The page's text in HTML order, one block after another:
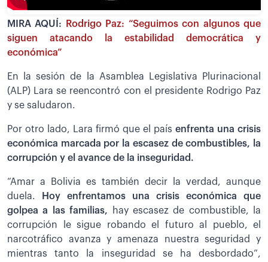
MIRA AQUÍ:
Rodrigo Paz: “Seguimos con algunos que
siguen atacando la estabilidad democrática y
económica”
En la sesión de la Asamblea Legislativa Plurinacional
(ALP) Lara se reencontró con el presidente Rodrigo Paz
y se saludaron.
Por otro lado, Lara firmó que el país enfrenta una crisis
económica marcada por la escasez de combustibles, la
corrupción y el avance de la inseguridad.
“Amar a Bolivia es también decir la verdad, aunque
duela.
Hoy enfrentamos una crisis económica que
golpea a las familias, hay escasez de combustible, la
corrupción le sigue robando el futuro al pueblo, el
narcotráfico avanza y amenaza nuestra seguridad y
mientras tanto la inseguridad se ha desbordado”,